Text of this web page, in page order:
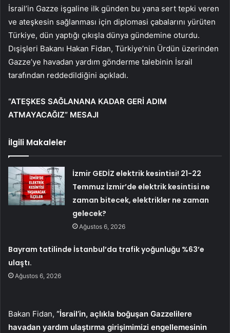
İsrail’in Gazze işgaline ilk günden bu yana sert tepki veren
ve ateşkesin sağlanması için diplomasi çabalarını yürüten
Türkiye, dün yaptığı çıkışla dünya gündemine oturdu.
Dışişleri Bakanı Hakan Fidan, Türkiye’nin Ürdün üzerinden
Gazze’ye havadan yardım gönderme talebinin İsrail
tarafından reddedildiğini açıkladı.
“ATEŞKES SAĞLANANA KADAR GERİ ADIM
ATMAYACAĞIZ” MESAJI
İlgili Makaleler
İzmir GEDİZ elektrik kesintisi! 21-22
Temmuz İzmir’de elektrik kesintisi ne
zaman bitecek, elektrikler ne zaman
gelecek?
Ağustos 6, 2026
Bayram tatilinde İstanbul’da trafik yoğunluğu %63’e
ulaştı.
Ağustos 6, 2026
Bakan Fidan, “İsrail’in, açlıkla boğuşan Gazzelilere
havadan yardım ulaştırma girişimimizi engellemesinin